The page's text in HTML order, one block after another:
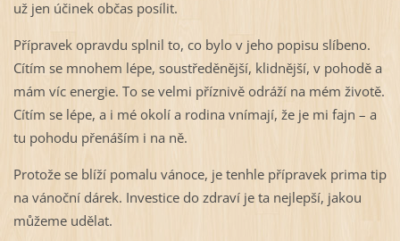
už jen účinek občas posílit.
Přípravek opravdu splnil to, co bylo v jeho popisu slíbeno.
Cítím se mnohem lépe, soustředěnější, klidnější, v pohodě a
mám víc energie. To se velmi příznivě odráží na mém životě.
Cítím se lépe, a i mé okolí a rodina vnímají, že je mi fajn – a
tu pohodu přenáším i na ně.
Protože se blíží pomalu vánoce, je tenhle přípravek prima tip
na vánoční dárek. Investice do zdraví je ta nejlepší, jakou
můžeme udělat.